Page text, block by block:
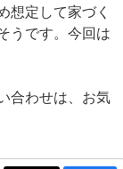
想定して家づく
うです。今回は
合わせは、お気